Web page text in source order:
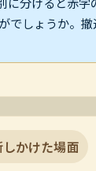
でしょうか。
かけた場面